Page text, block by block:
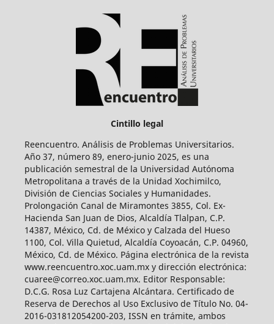
Cintillo legal
Reencuentro. Análisis de Problemas Universitarios.
Año 37, número 89, enero-junio 2025, es una
publicación semestral de la Universidad Autónoma
Metropolitana a través de la Unidad Xochimilco,
División de Ciencias Sociales y Humanidades.
Prolongación Canal de Miramontes 3855, Col. Ex-
Hacienda San Juan de Dios, Alcaldía Tlalpan, C.P.
14387, México, Cd. de México y Calzada del Hueso
1100, Col. Villa Quietud, Alcaldía Coyoacán, C.P. 04960,
México, Cd. de México. Página electrónica de la revista
www.reencuentro.xoc.uam.mx y dirección electrónica:
cuaree@correo.xoc.uam.mx. Editor Responsable:
D.C.G. Rosa Luz Cartajena Alcántara. Certificado de
Reserva de Derechos al Uso Exclusivo de Título No. 04-
2016-031812054200-203, ISSN en trámite, ambos